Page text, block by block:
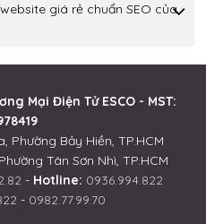
giá rẻ chuẩn SEO của
Mại Điện Tử ESCO - MST:
Phường Bảy Hiền, TP.HCM
Tân Sơn Nhì, TP.HCM
- Hotline: 0936.994.822
- 0982.77.99.70